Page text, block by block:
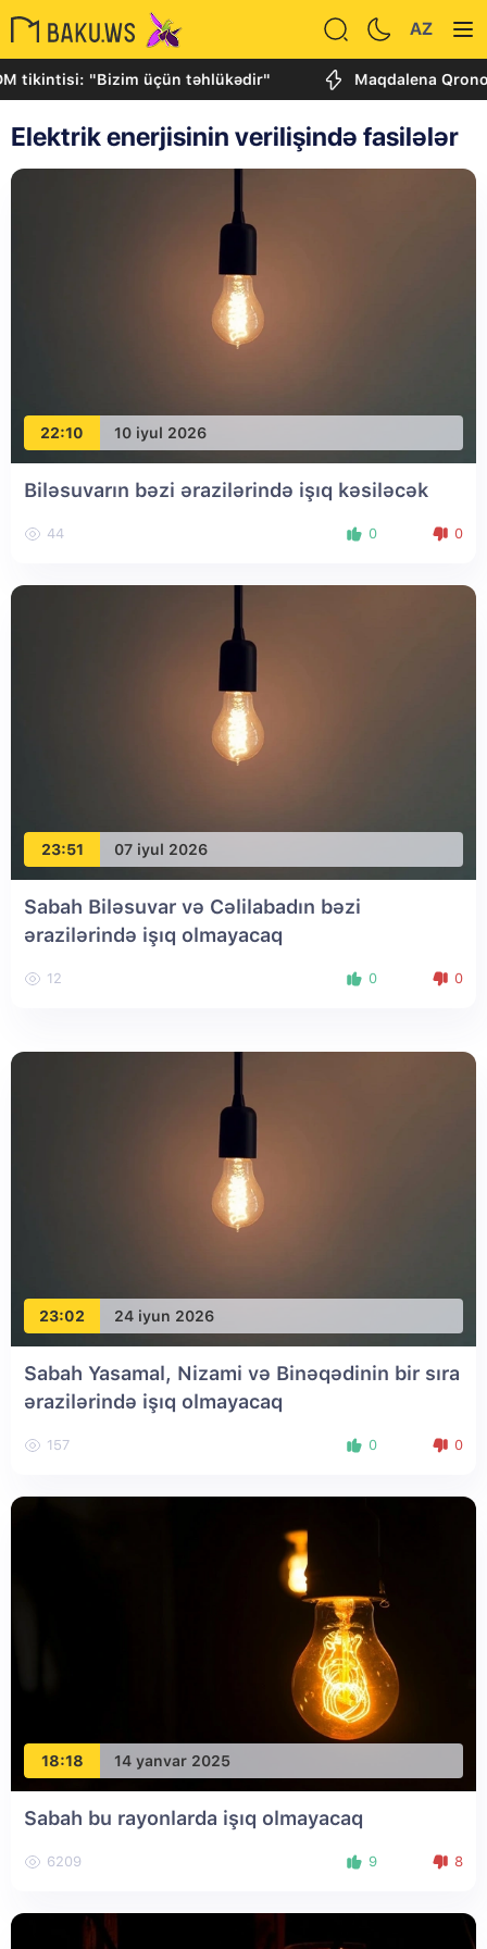
AZ
tikintisi: "Bizim üçün təhlükədir" Maqdalena Qrono:
Elektrik enerjisinin verilişində fasilələr
22:10 10 iyul 2026
Biləsuvarın bəzi ərazilərində işıq kəsiləcək
44 0 0
23:51 07 iyul 2026
Sabah Biləsuvar və Cəlilabadın bəzi
ərazilərində işıq olmayacaq
12 0 0
23:02 24 iyun 2026
Sabah Yasamal, Nizami və Binəqədinin bir sıra
ərazilərində işıq olmayacaq
157 0 0
18:18 14 yanvar 2025
Sabah bu rayonlarda işıq olmayacaq
6209 9 8